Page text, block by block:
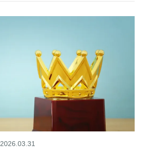
2026.03.31